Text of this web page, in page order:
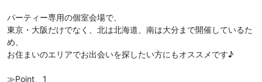
パーティー専用の個室会場で、
東京・大阪だけでなく、北は北海道、南は大分まで開催しているた
め、
お住まいのエリアでお出会いを探したい方にもオススメです♪
≫Point 1